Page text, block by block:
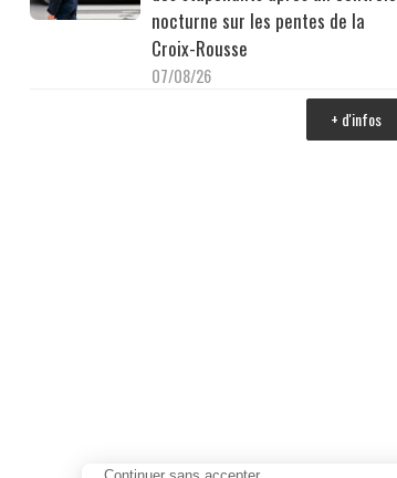
nocturne sur les pentes de la
Croix-Rousse
07/08/26
+ d'infos